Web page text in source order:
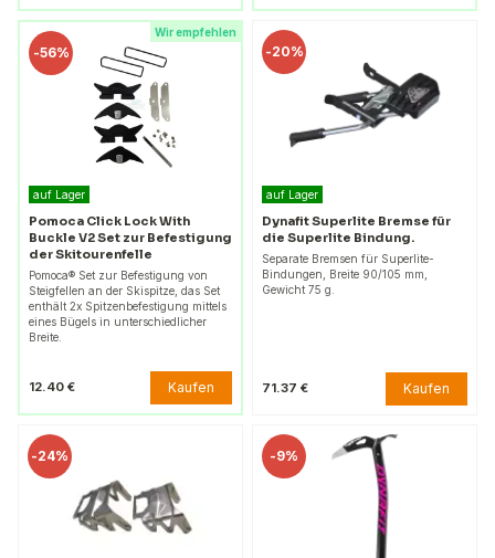
Wir empfehlen
-56%
auf Lager
Pomoca Click Lock With
Buckle V2 Set zur Befestigung
der Skitourenfelle
Pomoca® Set zur Befestigung von
Steigfellen an der Skispitze, das Set
enthält 2x Spitzenbefestigung mittels
eines Bügels in unterschiedlicher
Breite.
12.40 € Kaufen
-20%
auf Lager
Dynafit Superlite Bremse für
die Superlite Bindung.
Separate Bremsen für Superlite-
Bindungen, Breite 90/105 mm,
Gewicht 75 g.
71.37 € Kaufen
-24% -9%